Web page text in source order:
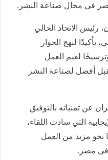
مصر في مجال صناعة النشر.
رئيس الاتحاد الحالي
تأكيدًا لنهج الحوار
لقيم العمل
أفضل لصناعة النشر
عن تمنياته بالتوفيق
التي سادت اللقاء،
نحو مزيد من العمل
في مصر.